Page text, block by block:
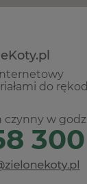
do
czynny w